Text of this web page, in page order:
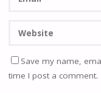
Save my name,
time I post a comment.